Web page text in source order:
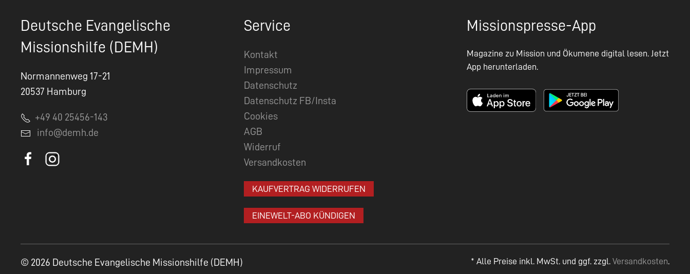
Deutsche Evangelische
Missionshilfe (DEMH)
Normannenweg 17-21
20537 Hamburg
+49 40 25456-143
info@demh.de
Service
Kontakt
Impressum
Datenschutz
Datenschutz FB/Insta
Cookies
AGB
Widerruf
Versandkosten
KAUFVERTRAG WIDERRUFEN
EINEWELT-ABO KÜNDIGEN
Missionspresse-App
Magazine zu Mission und Ökumene digital lesen. Jetzt
App herunterladen.
* Alle Preise inkl. MwSt. und ggf. zzgl. Versandkosten.
© 2026 Deutsche Evangelische Missionshilfe (DEMH)